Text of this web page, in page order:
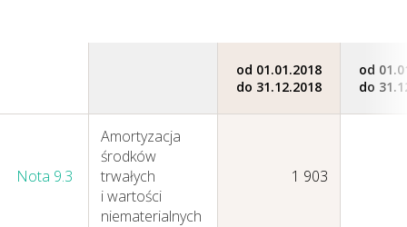
od 01.01.2018
do 31.12.2018
od
do
Nota 9.3
Amortyzacja
środków
trwałych
i wartości
niematerialnych
1 903